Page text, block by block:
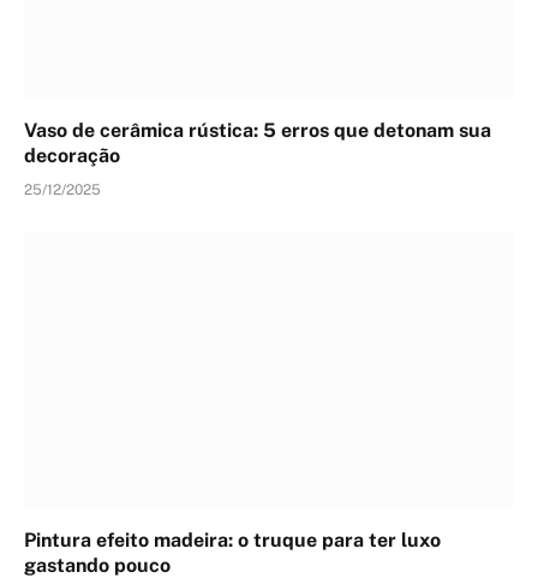
Vaso de cerâmica rústica: 5 erros que detonam sua
decoração
25/12/2025
Pintura efeito madeira: o truque para ter luxo
gastando pouco